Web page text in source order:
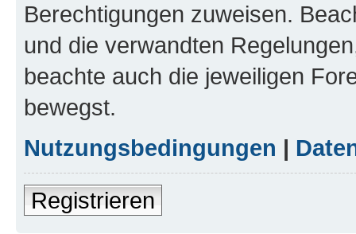
Berechtigungen zuweisen.
und die verwandten
beachte auch die jeweiligen
bewegst.
Nutzungsbedingungen |
Registrieren